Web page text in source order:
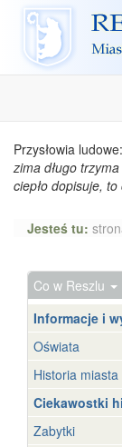
Reszel
Przysłowia ludowe:
zima długo
ciepło dopisuje,
Jesteś tu:
Co w Reszlu
Informacje i
Oświata
Historia miasta
Ciekawostki
Zabytki